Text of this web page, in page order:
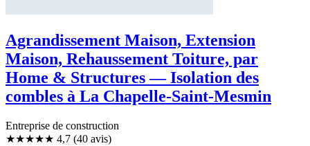
Agrandissement Maison, Extension
Maison, Rehaussement Toiture, par
Home & Structures — Isolation des
combles à La Chapelle-Saint-Mesmin
Entreprise de construction
★★★★★ 4,7 (40 avis)